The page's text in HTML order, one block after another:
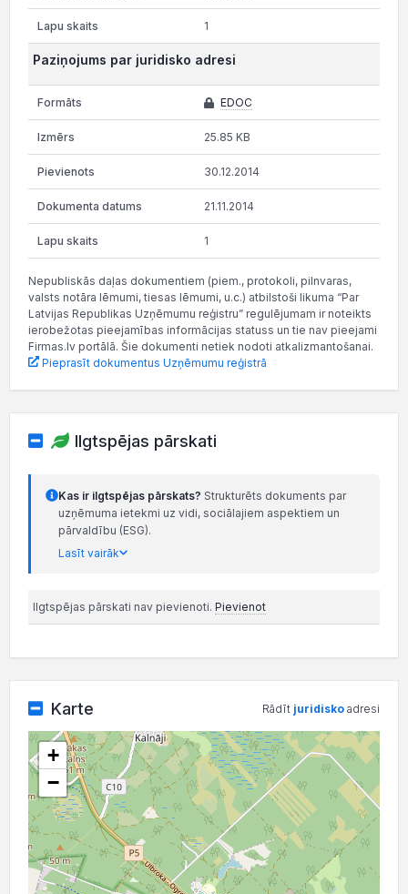
1
Paziņojums par juridisko adresi
EDOC
25.85 KB
30.12.2014
21.11.2014
1
Nepubliskās daļas dokumentiem (piem., protokoli, pilnvaras,
valsts notāra lēmumi, tiesas lēmumi, u.c.) atbilstoši likuma “Par
Latvijas Republikas Uzņēmumu reģistru” regulējumam ir noteikts
ierobežotas pieejamības informācijas statuss un tie nav pieejami
Firmas.lv portālā. Šie dokumenti netiek nodoti atkalizmantošanai.
Pieprasīt dokumentus Uzņēmumu reģistrā
Ilgtspējas pārskati
Kas ir ilgtspējas pārskats? Strukturēts dokuments par
uzņēmuma ietekmi uz vidi, sociālajiem aspektiem un
pārvaldību (ESG).
Lasīt vairāk
Ilgtspējas pārskati nav pievienoti. Pievienot
Karte Rādīt juridisko adresi
+
−